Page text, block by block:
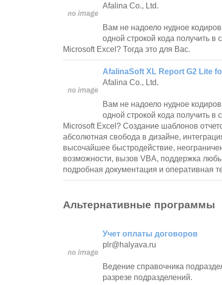
Afalina Co., Ltd.
Вам не надоело нудное
одной строкой кода получить
Microsoft Excel? Тогда это для Вас.
AfalinaSoft XL Report G2 Lite
Afalina Co., Ltd.
Вам не надоело нудное
одной строкой кода получить
Microsoft Excel? Создание шаблонов
абсолютная свобода в дизайне,
высочайшее быстродействие,
возможности, вызов VBA, поддержка
подробная документация и оперативная
Альтернативные программы
Учет оплаты договоров
plr@halyava.ru
Ведение справочника
разрезе подразделений.